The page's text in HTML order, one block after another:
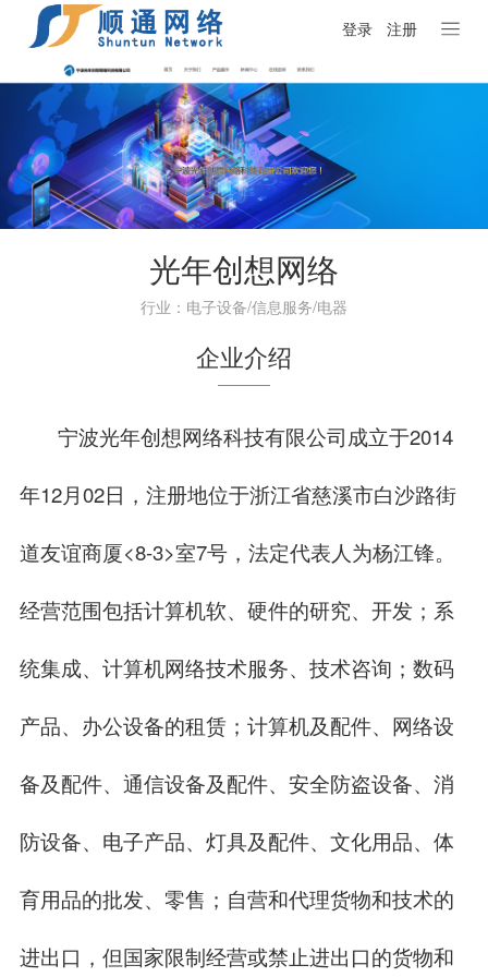
登录 注册
光年创想网络
行业：电子设备/信息服务/电器
企业介绍
宁波光年创想网络科技有限公司成立于2014
年12月02日，注册地位于浙江省慈溪市白沙路街
道友谊商厦<8-3>室7号，法定代表人为杨江锋。
经营范围包括计算机软、硬件的研究、开发；系
统集成、计算机网络技术服务、技术咨询；数码
产品、办公设备的租赁；计算机及配件、网络设
备及配件、通信设备及配件、安全防盗设备、消
防设备、电子产品、灯具及配件、文化用品、体
育用品的批发、零售；自营和代理货物和技术的
进出口，但国家限制经营或禁止进出口的货物和